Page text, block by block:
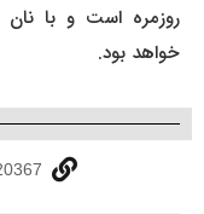
روزمره است و با نان
خواهد بود.